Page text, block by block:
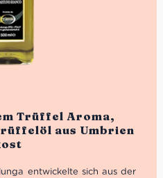
Trüffel Aroma,
aus Umbrien
entwickelte sich aus der